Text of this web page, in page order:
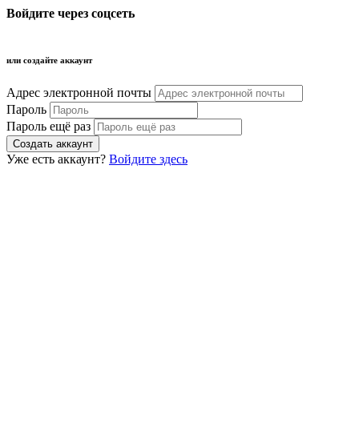
Войдите через соцсеть
или создайте аккаунт
Адрес электронной почты
Пароль
Пароль ещё раз
Уже есть аккаунт? Войдите здесь